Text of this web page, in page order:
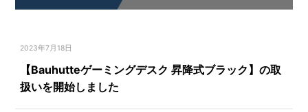
2023年7月18日
【Bauhutteゲーミングデスク 昇降式ブラック】の取
扱いを開始しました